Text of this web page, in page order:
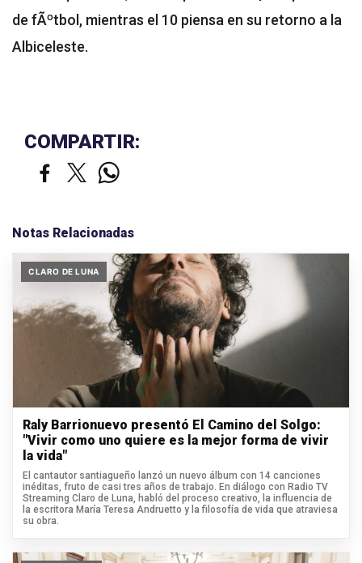
de fÃºtbol, mientras el 10 piensa en su retorno a la
Albiceleste.
COMPARTIR:
Notas Relacionadas
CLARO DE LUNA
Raly Barrionuevo presentó El Camino del Solgo:
"Vivir como uno quiere es la mejor forma de vivir
la vida"
El cantautor santiagueño lanzó un nuevo álbum con 14 canciones
inéditas, fruto de casi tres años de trabajo. En diálogo con Radio TV
Streaming Claro de Luna, habló del proceso creativo, la influencia de
la escritora María Teresa Andruetto y la filosofía de vida que atraviesa
su obra.